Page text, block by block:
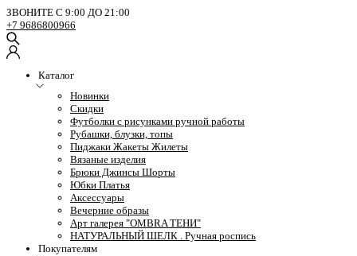
ЗВОНИТЕ С 9:00 ДО 21:00
+7 9686800966
Каталог
Новинки
Скидки
Футболки с рисунками ручной работы
Рубашки, блузки, топы
Пиджаки Жакеты Жилеты
Вязаные изделия
Брюки Джинсы Шорты
Юбки Платья
Аксессуары
Вечерние образы
Арт галерея "OMBRA ТЕНИ"
НАТУРАЛЬНЫЙ ШЕЛК . Ручная роспись
Покупателям